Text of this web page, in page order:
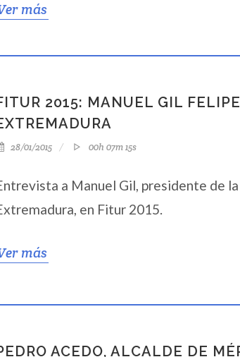
más
2015: MANUEL GIL
28/01/2015 00h 07m 15s
a Manuel Gil, presidente de
en Fitur 2015.
más
ACEDO, ALCALDE DE